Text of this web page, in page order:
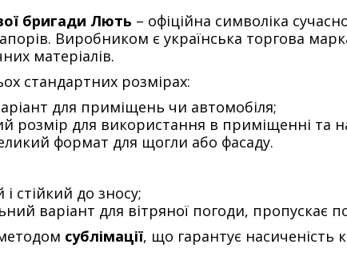
бригади Лють – офіційна символіка
Виробником є українська торгова
матеріалів.
стандартних розмірах:
для приміщень чи автомобіля;
розмір для використання в приміщенні та
формат для щогли або фасаду.
стійкий до зносу;
варіант для вітряної погоди, пропускає
сублімації, що гарантує насиченість